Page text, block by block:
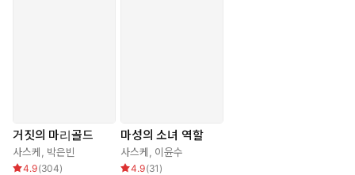
거짓의 마리골드
사스케, 박은빈
4.9(304)
마성의 소녀 역할
사스케, 이윤수
4.9(31 )